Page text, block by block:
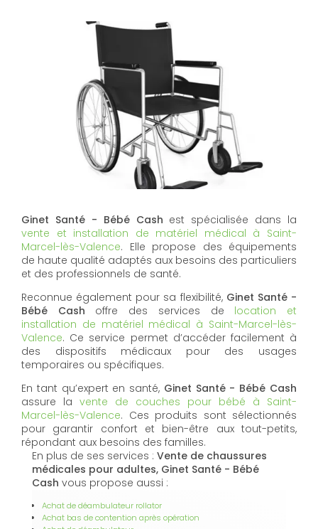
Ginet Santé - Bébé Cash est spécialisée dans la
vente et installation de matériel médical à Saint-
Marcel-lès-Valence. Elle propose des équipements
de haute qualité adaptés aux besoins des particuliers
et des professionnels de santé.
Reconnue également pour sa flexibilité, Ginet Santé -
Bébé Cash offre des services de location et
installation de matériel médical à Saint-Marcel-lès-
Valence. Ce service permet d’accéder facilement à
des dispositifs médicaux pour des usages
temporaires ou spécifiques.
En tant qu’expert en santé, Ginet Santé - Bébé Cash
assure la vente de couches pour bébé à Saint-
Marcel-lès-Valence. Ces produits sont sélectionnés
pour garantir confort et bien-être aux tout-petits,
répondant aux besoins des familles.
En plus de ses services : Vente de chaussures
médicales pour adultes, Ginet Santé - Bébé
Cash vous propose aussi :
Achat de déambulateur rollator
Achat bas de contention après opération